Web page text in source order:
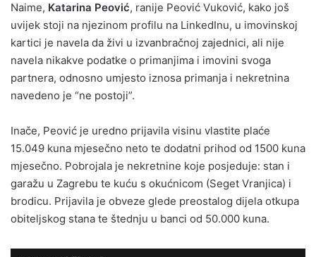
Naime, Katarina Peović, ranije Peović Vuković, kako još
uvijek stoji na njezinom profilu na LinkedInu, u imovinskoj
kartici je navela da živi u izvanbračnoj zajednici, ali nije
navela nikakve podatke o primanjima i imovini svoga
partnera, odnosno umjesto iznosa primanja i nekretnina
navedeno je “ne postoji”.
Inače, Peović je uredno prijavila visinu vlastite plaće
15.049 kuna mjesečno neto te dodatni prihod od 1500 kuna
mjesečno. Pobrojala je nekretnine koje posjeduje: stan i
garažu u Zagrebu te kuću s okućnicom (Seget Vranjica) i
brodicu. Prijavila je obveze glede preostalog dijela otkupa
obiteljskog stana te štednju u banci od 50.000 kuna.